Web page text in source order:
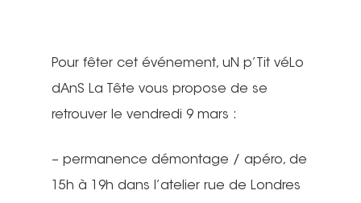
Pour fêter cet événement, uN p’Tit véLo
dAnS La Tête vous propose de se
retrouver le vendredi 9 mars :
– permanence démontage / apéro, de
15h à 19h dans l’atelier rue de Londres